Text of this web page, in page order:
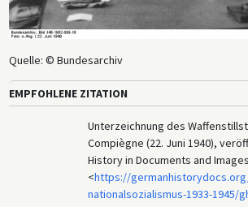
Quelle: © Bundesarchiv
EMPFOHLENE ZITATION
Unterzeichnung des
Compiègne (22. Juni 1940),
History in Documents and
<https://
nationalsozialismus-1933-1945/